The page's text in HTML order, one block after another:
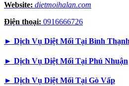
Website: dietmoihalan.com
Điện thoại: 0916666726
► Dịch Vụ Diệt Mối Tại Bình
► Dịch Vụ Diệt Mối Tại Phú Nhuận
► Dịch Vụ Diệt Mối Tại Gò Vấp